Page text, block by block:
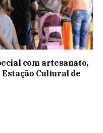
com artesanato,
Cultural de